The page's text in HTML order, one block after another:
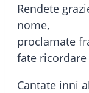
Rendete
nome,
proclamate
fate
Cantate inni